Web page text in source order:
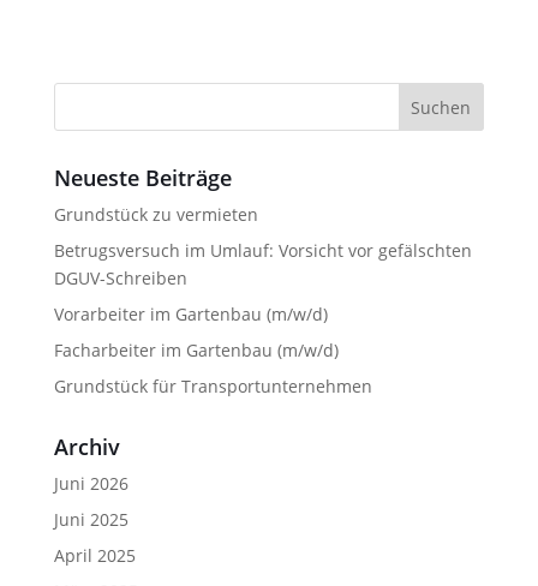
Suchen
Neueste Beiträge
Grundstück zu vermieten
Betrugsversuch im Umlauf: Vorsicht vor gefälschten
DGUV-Schreiben
Vorarbeiter im Gartenbau (m/w/d)
Facharbeiter im Gartenbau (m/w/d)
Grundstück für Transportunternehmen
Archiv
Juni 2026
Juni 2025
April 2025